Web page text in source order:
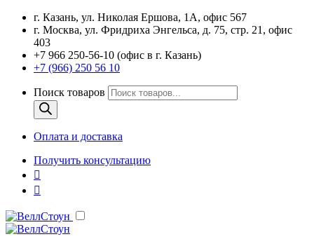
г. Казань, ул. Николая Ершова, 1А, офис 567
г. Москва, ул. Фридриха Энгельса, д. 75, стр. 21, офис
403
+7 966 250-56-10 (офис в г. Казань)
+7 (966) 250 56 10
Поиск товаров
Оплата и доставка
Получить консультацию